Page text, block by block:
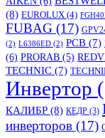
(8) EUROLUX (4)
FUBAG (17)
(2) L6386ED (2) PCB (7)
(6) PRORAB (5)
TECHNIC (7)
Инвертор
КАЛИБР (8) КЕДР (3)
инверторов (17)